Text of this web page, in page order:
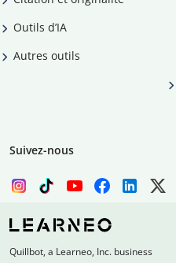
Outils d’IA
Autres outils
Suivez-nous
Quillbot, a Learneo, Inc. business